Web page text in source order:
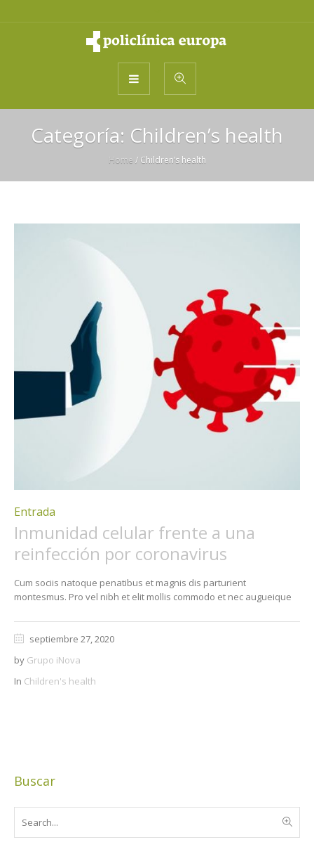
Categoría: Children’s health
Home / Children’s health
Entrada
Inmunidad celular frente a una
reinfección por coronavirus
Cum sociis natoque penatibus et magnis dis parturient
montesmus. Pro vel nibh et elit mollis commodo et nec augueique
septiembre 27, 2020
by Grupo iNova
In Children's health
Buscar